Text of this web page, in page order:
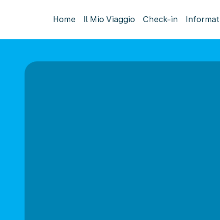
Home Il Mio Viaggio Check-in